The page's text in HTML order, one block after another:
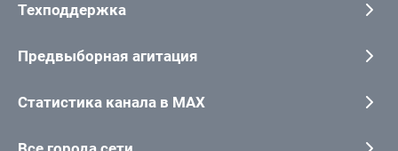
Техподдержка
Предвыборная агитация
Статистика канала в MAX